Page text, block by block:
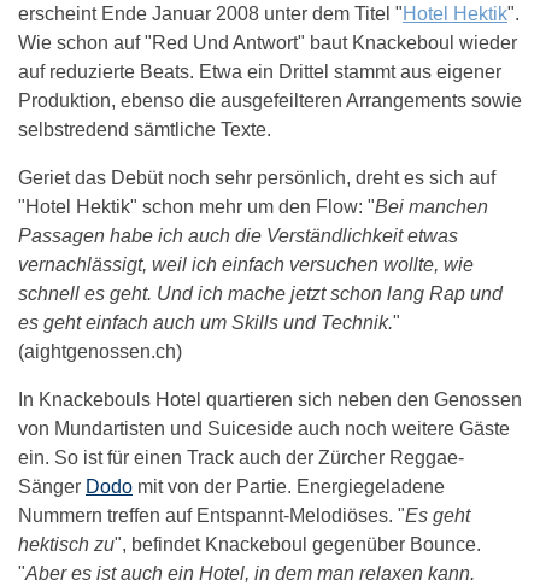
erscheint Ende Januar 2008 unter dem Titel "Hotel Hektik".
Wie schon auf "Red Und Antwort" baut Knackeboul wieder
auf reduzierte Beats. Etwa ein Drittel stammt aus eigener
Produktion, ebenso die ausgefeilteren Arrangements sowie
selbstredend sämtliche Texte.
Geriet das Debüt noch sehr persönlich, dreht es sich auf
"Hotel Hektik" schon mehr um den Flow: "Bei manchen
Passagen habe ich auch die Verständlichkeit etwas
vernachlässigt, weil ich einfach versuchen wollte, wie
schnell es geht. Und ich mache jetzt schon lang Rap und
es geht einfach auch um Skills und Technik."
(aightgenossen.ch)
In Knackebouls Hotel quartieren sich neben den Genossen
von Mundartisten und Suiceside auch noch weitere Gäste
ein. So ist für einen Track auch der Zürcher Reggae-
Sänger Dodo mit von der Partie. Energiegeladene
Nummern treffen auf Entspannt-Melodiöses. "Es geht
hektisch zu", befindet Knackeboul gegenüber Bounce.
"Aber es ist auch ein Hotel, in dem man relaxen kann.